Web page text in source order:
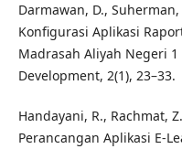
Darmawan, D.,
Konfigurasi Aplikasi
Madrasah Aliyah Negeri 1
Development, 2(1), 23–33.
Handayani, R., Rachmat,
Perancangan Aplikasi E-